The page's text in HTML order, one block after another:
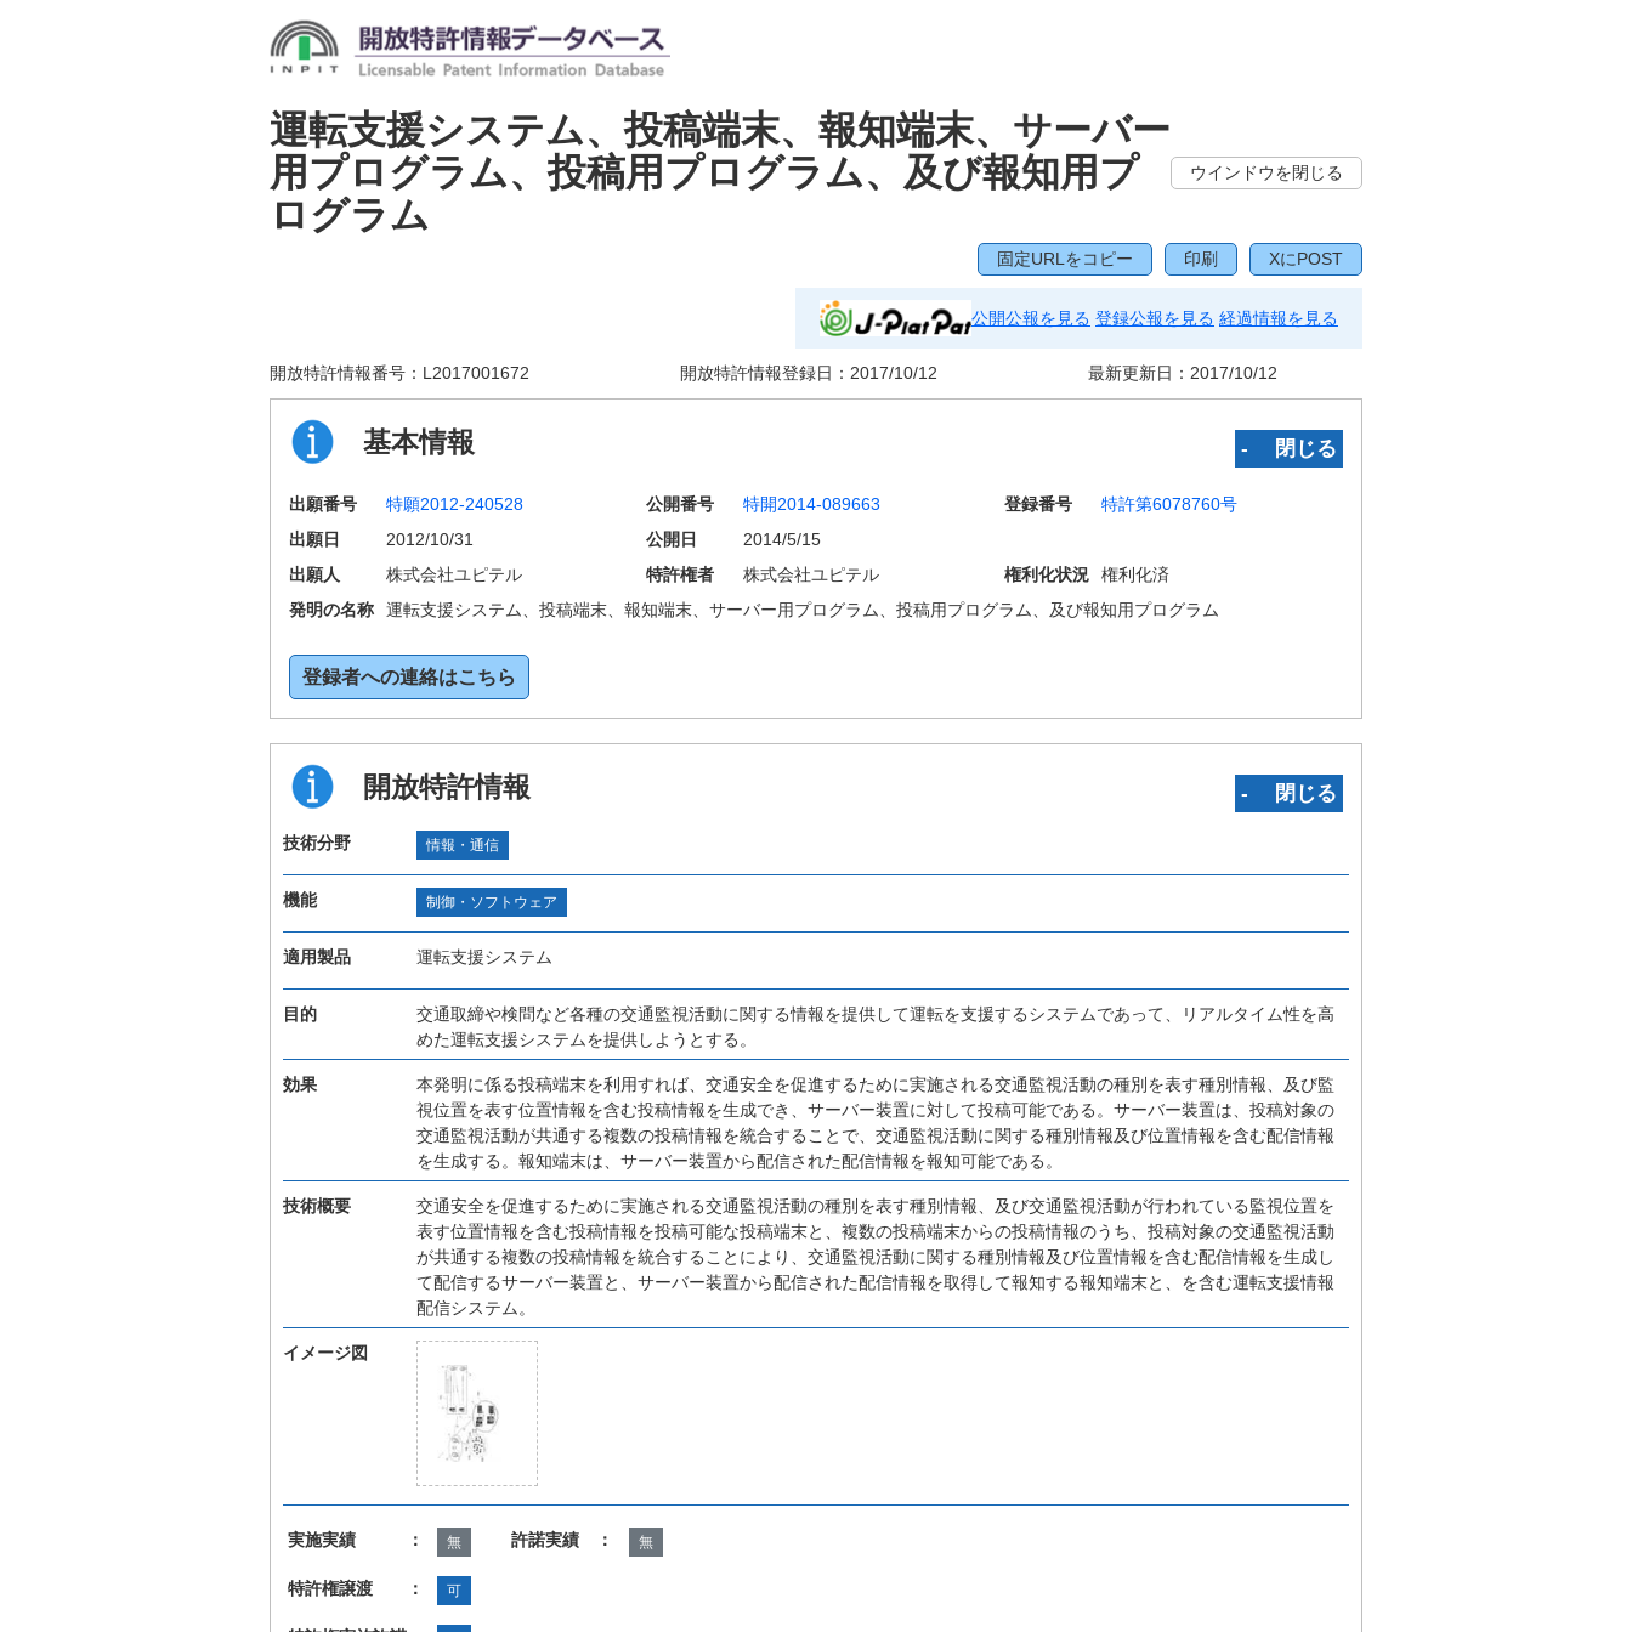
運転支援システム、投稿端末、報知端末、サーバー
用プログラム、投稿用プログラム、及び報知用プ
ログラム
ウインドウを閉じる
固定URLをコピー 印刷 XにPOST
公開公報を見る 登録公報を見る 経過情報を見る
開放特許情報番号： L2017001672 開放特許情報登録日： 2017/10/12 最新更新日： 2017/10/12
基本情報 ‐ 閉じる
出願番号 特願2012-240528 公開番号 特開2014-089663 登録番号
特許第6078760号
出願日
2012/10/31 公開日
2014/5/15
出願人
株式会社ユピテル 特許権者 株式会社ユピテル 権利化状況
権利化済
発明の名称
運転支援システム、投稿端末、報知端末、サーバー用プログラム、投稿用プログラム、及び報知用プログラム
登録者への連絡はこちら
開放特許情報 ‐ 閉じる
技術分野 情報・通信
機能 制御・ソフトウェア
適用製品 運転支援システム
目的
交通取締や検問など各種の交通監視活動に関する情報を提供して運転を支援するシステムであって、リアルタイム性を高
めた運転支援システムを提供しようとする。
効果
本発明に係る投稿端末を利用すれば、交通安全を促進するために実施される交通監視活動の種別を表す種別情報、及び監
視位置を表す位置情報を含む投稿情報を生成でき、サーバー装置に対して投稿可能である。サーバー装置は、投稿対象の
交通監視活動が共通する複数の投稿情報を統合することで、交通監視活動に関する種別情報及び位置情報を含む配信情報
を生成する。報知端末は、サーバー装置から配信された配信情報を報知可能である。
技術概要
交通安全を促進するために実施される交通監視活動の種別を表す種別情報、及び交通監視活動が行われている監視位置を
表す位置情報を含む投稿情報を投稿可能な投稿端末と、複数の投稿端末からの投稿情報のうち、投稿対象の交通監視活動
が共通する複数の投稿情報を統合することにより、交通監視活動に関する種別情報及び位置情報を含む配信情報を生成し
て配信するサーバー装置と、サーバー装置から配信された配信情報を取得して報知する報知端末と、を含む運転支援情報
配信システム。
イメージ図
実施実績 ： 無 許諾実績 ： 無
特許権譲渡 ： 可